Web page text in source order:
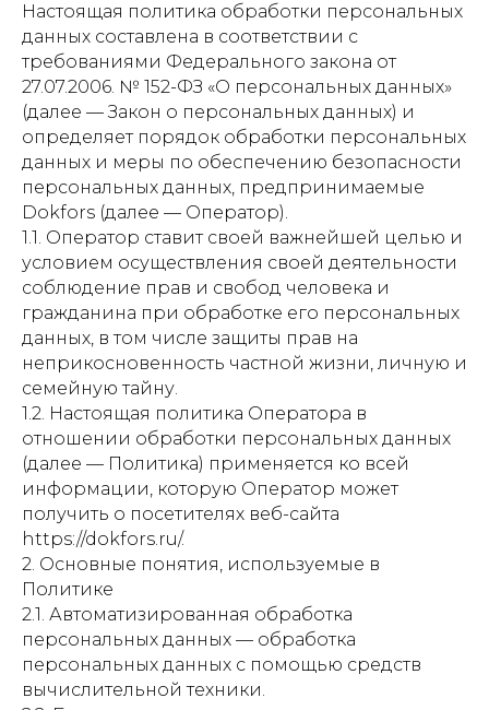
Настоящая политика обработки персональных
данных составлена в соответствии с
требованиями Федерального закона от
27.07.2006. № 152-ФЗ «О персональных данных»
(далее — Закон о персональных данных) и
определяет порядок обработки персональных
данных и меры по обеспечению безопасности
персональных данных, предпринимаемые
Dokfors (далее — Оператор).
1.1. Оператор ставит своей важнейшей целью и
условием осуществления своей деятельности
соблюдение прав и свобод человека и
гражданина при обработке его персональных
данных, в том числе защиты прав на
неприкосновенность частной жизни, личную и
семейную тайну.
1.2. Настоящая политика Оператора в
отношении обработки персональных данных
(далее — Политика) применяется ко всей
информации, которую Оператор может
получить о посетителях веб-сайта
https://dokfors.ru/.
2. Основные понятия, используемые в
Политике
2.1. Автоматизированная обработка
персональных данных — обработка
персональных данных с помощью средств
вычислительной техники.